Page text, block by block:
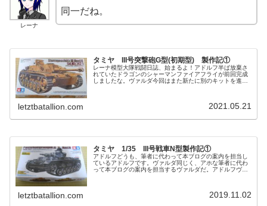
レーナ
同一だね。
タミヤ III号突撃砲G型(初期型) 製作記①
レーナ模型大隊戦闘日誌、始まるよ！アドルフ半ば放棄さ
れていたドラゴンのシャーマンファイアフライが前回完成
しましたな。ヴァルダ今回はまた新たに別のキットを進め
letztbatallion.com 2021.05.21
タミヤ 1/35 III号戦車N型製作記①
アドルフどうも、筆者に代わって本ブログの案内を担当し
ているアドルフです。ヴァルダ同じく、アホな筆者に代わ
って本ブログの案内を担当するヴァルダだ。アドルフヴァ
letztbatallion.com 2019.11.02